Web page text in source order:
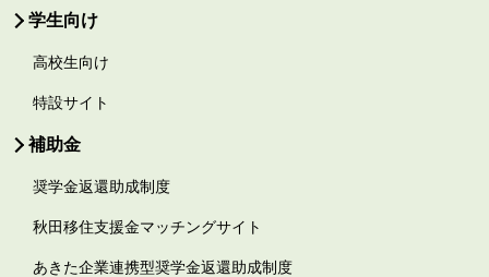
学生向け
高校生向け
特設サイト
補助金
奨学金返還助成制度
秋田移住支援金マッチングサイト
あきた企業連携型奨学金返還助成制度